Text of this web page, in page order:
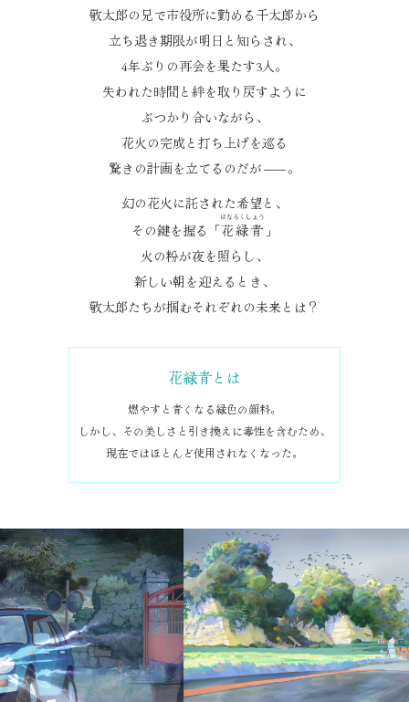
敬太郎の兄で市役所に勤める千太郎から
立ち退き期限が明日と知らされ、
4年ぶりの再会を果たす3人。
失われた時間と絆を取り戻すように
ぶつかり合いながら、
花火の完成と打ち上げを巡る
驚きの計画を立てるのだが―。
幻の花火に託された希望と、
その鍵を握る「花緑青
はなろくしょう
」
火の粉が夜を照らし、
新しい朝を迎えるとき、
敬太郎たちが掴むそれぞれの未来とは？
花緑青とは
燃やすと青くなる緑色の顔料。
しかし、その美しさと引き換えに毒性を含むため、
現在ではほとんど使用されなくなった。